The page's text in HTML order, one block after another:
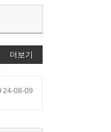
더보기
24-08-09